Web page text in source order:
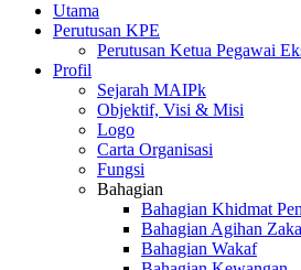
Utama
Perutusan KPE
Perutusan Ketua Pegawai
Profil
Sejarah MAIPk
Objektif, Visi & Misi
Logo
Carta Organisasi
Fungsi
Bahagian
Bahagian Khidmat
Bahagian Agihan
Bahagian Wakaf